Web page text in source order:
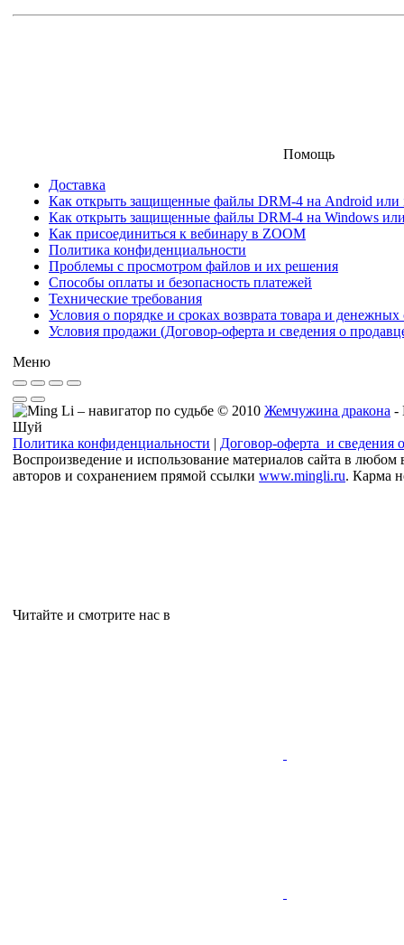
Помощь
Доставка
Как открыть защищенные файлы DRM-4 на Android или
Как открыть защищенные файлы DRM-4 на Windows
Как присоединиться к вебинару в ZOOM
Политика конфиденциальности
Проблемы с просмотром файлов и их решения
Способы оплаты и безопасность платежей
Технические требования
Условия о порядке и сроках возврата товара и денежных
Условия продажи (Договор-оферта и сведения о
Меню
© 2010 Жемчужина дракона -
Шуй
Политика конфиденциальности | Договор-оферта и сведения
Воспроизведение и использование материалов сайта в любом
авторов и сохранением прямой ссылки www.mingli.ru. Карма
Читайте и смотрите нас в